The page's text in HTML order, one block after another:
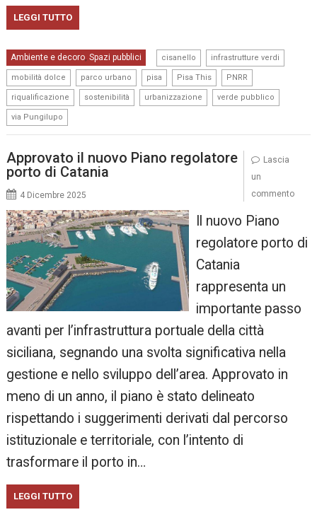
LEGGI TUTTO
Ambiente e decoro,Spazi pubblici cisanello infrastrutture verdi
mobilità dolce parco urbano pisa Pisa This PNRR
riqualificazione sostenibilità urbanizzazione verde pubblico
via Pungilupo
Approvato il nuovo Piano regolatore
porto di Catania
4 Dicembre 2025
Il nuovo Piano
regolatore porto di
Catania
rappresenta un
importante passo
avanti per l’infrastruttura portuale della città
siciliana, segnando una svolta significativa nella
gestione e nello sviluppo dell’area. Approvato in
meno di un anno, il piano è stato delineato
rispettando i suggerimenti derivati dal percorso
istituzionale e territoriale, con l’intento di
trasformare il porto in…
LEGGI TUTTO
Lascia
un
commento